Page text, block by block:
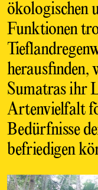
ökologischen
Funktionen
herausfinden,
Sumatras ihr
Artenvielfalt
Bedürfnisse
befriedigen